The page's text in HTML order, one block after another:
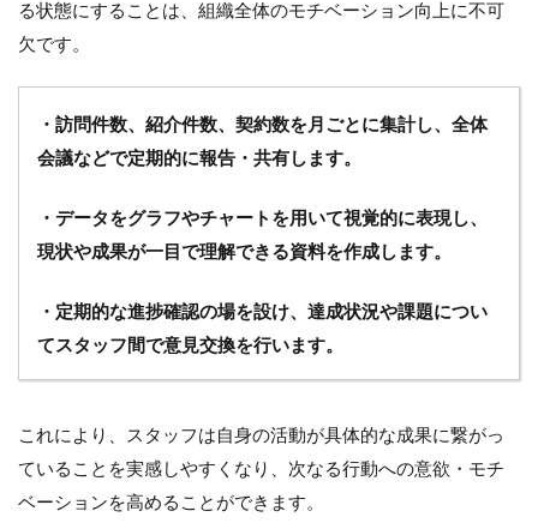
る状態にすることは、組織全体のモチベーション向上に不可
欠です。
・訪問件数、紹介件数、契約数を月ごとに集計し、全体
会議などで定期的に報告・共有します。
・データをグラフやチャートを用いて視覚的に表現し、
現状や成果が一目で理解できる資料を作成します。
・定期的な進捗確認の場を設け、達成状況や課題につい
てスタッフ間で意見交換を行います。
これにより、スタッフは自身の活動が具体的な成果に繋がっ
ていることを実感しやすくなり、次なる行動への意欲・モチ
ベーションを高めることができます。